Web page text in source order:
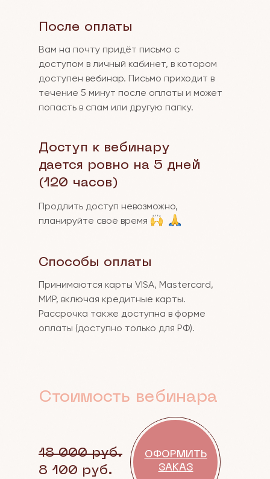
Вам на почту придёт письмо с
доступом в личный кабинет, в котором
доступен вебинар. Письмо приходит в
течение 5 минут после оплаты и может
попасть в спам или другую папку.
После оплаты
Доступ к вебинару
дается ровно на 5 дней
(120 часов)
Способы оплаты
Принимаются карты VISA, Mastercard,
МИР, включая кредитные карты.
Рассрочка также доступна в форме
оплаты (доступно только для РФ).
Продлить доступ невозможно,
планируйте своё время
Стоимость вебинара
18 000 руб.
8 100 руб.
ОФОРМИТЬ
ЗАКАЗ